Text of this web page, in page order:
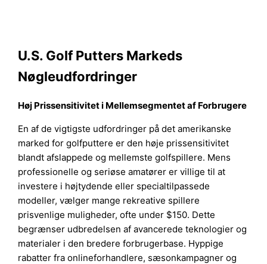
U.S. Golf Putters Markeds
Nøgleudfordringer
Høj Prissensitivitet i Mellemsegmentet af Forbrugere
En af de vigtigste udfordringer på det amerikanske
marked for golfputtere er den høje prissensitivitet
blandt afslappede og mellemste golfspillere. Mens
professionelle og seriøse amatører er villige til at
investere i højtydende eller specialtilpassede
modeller, vælger mange rekreative spillere
prisvenlige muligheder, ofte under $150. Dette
begrænser udbredelsen af avancerede teknologier og
materialer i den bredere forbrugerbase. Hyppige
rabatter fra onlineforhandlere, sæsonkampagner og